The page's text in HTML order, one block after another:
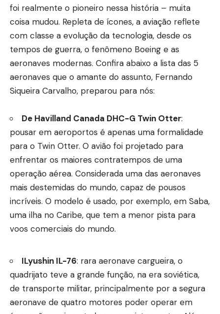
foi realmente o pioneiro nessa história – muita
coisa mudou. Repleta de ícones, a aviação reflete
com classe a evolução da tecnologia, desde os
tempos de guerra, o fenômeno Boeing e as
aeronaves modernas. Confira abaixo a lista das 5
aeronaves que o amante do assunto, Fernando
Siqueira Carvalho, preparou para nós:
De Havilland Canada DHC-G Twin Otter:
pousar em aeroportos é apenas uma formalidade
para o Twin Otter. O avião foi projetado para
enfrentar os maiores contratempos de uma
operação aérea. Considerada uma das aeronaves
mais destemidas do mundo, capaz de pousos
incríveis. O modelo é usado, por exemplo, em Saba,
uma ilha no Caribe, que tem a menor pista para
voos comerciais do mundo.
ILyushin IL-76: rara aeronave cargueira, o
quadrijato teve a grande função, na era soviética,
de transporte militar, principalmente por a segura
aeronave de quatro motores poder operar em